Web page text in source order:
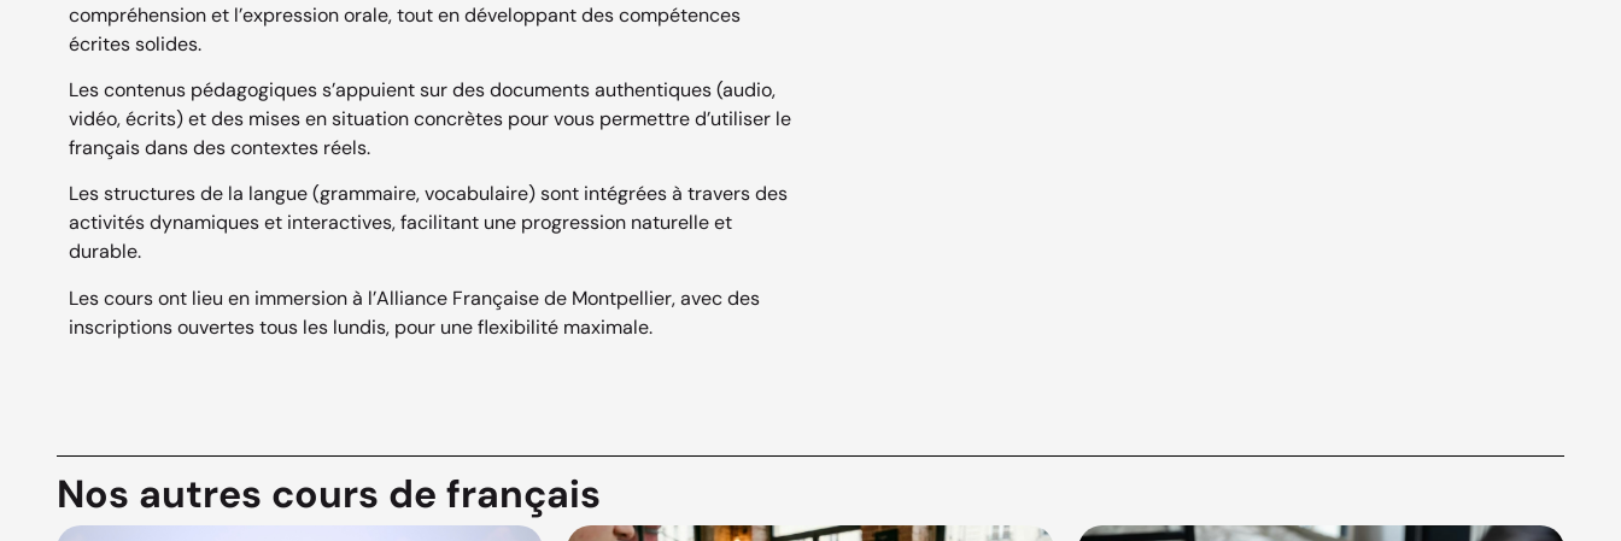
compréhension et l’expression orale, tout en développant des compétences
écrites solides.
Les contenus pédagogiques s’appuient sur des documents authentiques (audio,
vidéo, écrits) et des mises en situation concrètes pour vous permettre d’utiliser le
français dans des contextes réels.
Les structures de la langue (grammaire, vocabulaire) sont intégrées à travers des
activités dynamiques et interactives, facilitant une progression naturelle et
durable.
Les cours ont lieu en immersion à l’Alliance Française de Montpellier, avec des
inscriptions ouvertes tous les lundis, pour une flexibilité maximale.
Nos autres cours de français